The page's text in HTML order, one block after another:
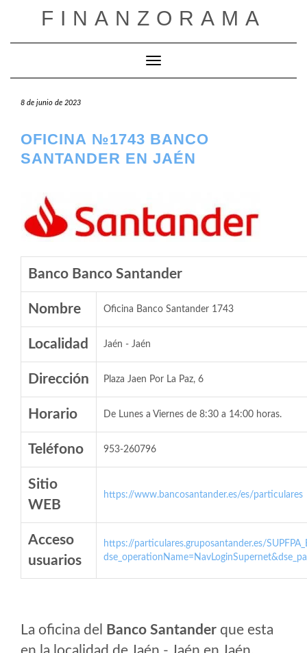
FINANZORAMA
Cambiar modo de navegación
8 de junio de 2023
OFICINA №1743 BANCO
SANTANDER EN JAÉN
Banco Banco Santander
Nombre Oficina Banco Santander 1743
Localidad Jaén - Jaén
Dirección Plaza Jaen Por La Paz, 6
Horario De Lunes a Viernes de 8:30 a 14:00 horas.
Teléfono 953-260796
Sitio
WEB
https://www.bancosantander.es/es/particulares
Acceso
usuarios
https://particulares.gruposantander.es/
La oficina del Banco Santander que esta